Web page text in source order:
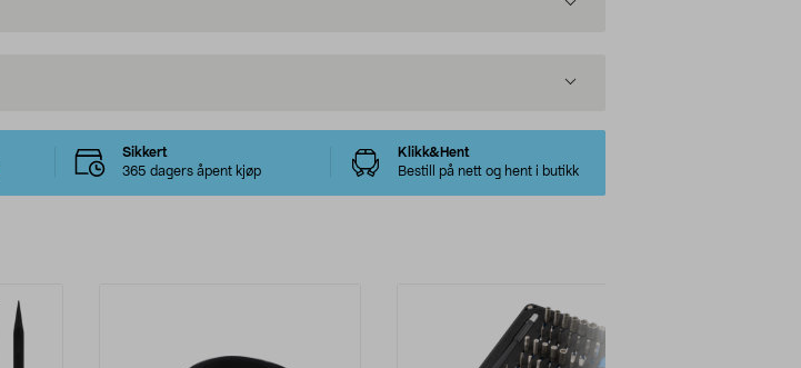
Sikkert
365 dagers åpent kjøp
Klikk&Hent
Bestill på nett og hent i butikk